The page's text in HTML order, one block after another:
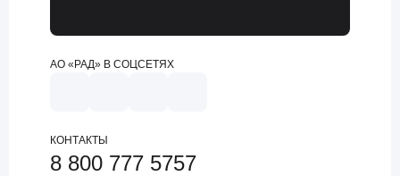
АО «РАД» В СОЦСЕТЯХ
КОНТАКТЫ
8 800 777 5757